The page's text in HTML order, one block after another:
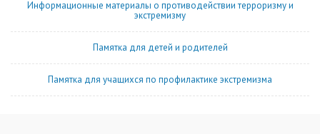
Информационные материалы о противодействии терроризму и
экстремизму
Памятка для детей и родителей
Памятка для учащихся по профилактике экстремизма